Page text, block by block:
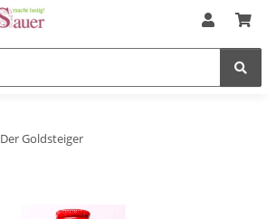
Der Goldsteiger